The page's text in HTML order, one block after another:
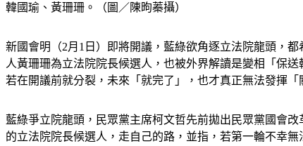
韓國瑜、黃珊珊。（圖／陳昫蓁攝）
新國會明（2月1日）即將開議，藍綠欲角逐立法院龍頭，
人黃珊珊為立法院院長候選人，也被外界解讀是變相「保
若在開議前就分裂，未來「就完了」，也才真正無法發揮「
藍綠爭立院龍頭，民眾黨主席柯文哲先前拋出民眾黨國會
的立法院院長候選人，走自己的路，並指，若第一輪不幸